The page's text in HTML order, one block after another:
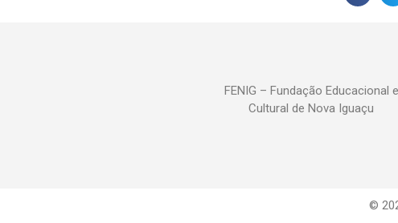
FENIG – Fundação Educacional e
Cultural de Nova Iguaçu
©